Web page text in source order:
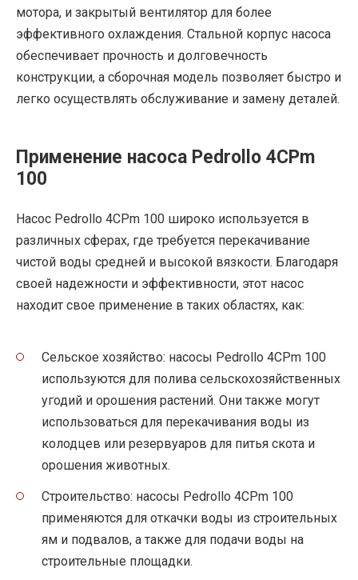
мотора, и закрытый вентилятор для более
эффективного охлаждения. Стальной корпус насоса
обеспечивает прочность и долговечность
конструкции, а сборочная модель позволяет быстро и
легко осуществлять обслуживание и замену деталей.
Применение насоса Pedrollo 4CPm
100
Насос Pedrollo 4CPm 100 широко используется в
различных сферах, где требуется перекачивание
чистой воды средней и высокой вязкости. Благодаря
своей надежности и эффективности, этот насос
находит свое применение в таких областях, как:
Сельское хозяйство: насосы Pedrollo 4CPm 100
используются для полива сельскохозяйственных
угодий и орошения растений. Они также могут
использоваться для перекачивания воды из
колодцев или резервуаров для питья скота и
орошения животных.
Строительство: насосы Pedrollo 4CPm 100
применяются для откачки воды из строительных
ям и подвалов, а также для подачи воды на
строительные площадки.